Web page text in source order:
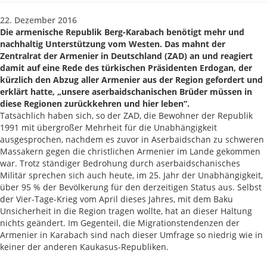
22. Dezember 2016
Die armenische Republik Berg-Karabach benötigt mehr und
nachhaltig Unterstützung vom Westen. Das mahnt der
Zentralrat der Armenier in Deutschland (ZAD) an und reagiert
damit auf eine Rede des türkischen Präsidenten Erdogan, der
kürzlich den Abzug aller Armenier aus der Region gefordert und
erklärt hatte, „unsere aserbaidschanischen Brüder müssen in
diese Regionen zurückkehren und hier leben“.
Tatsächlich haben sich, so der ZAD, die Bewohner der Republik
1991 mit übergroßer Mehrheit für die Unabhängigkeit
ausgesprochen, nachdem es zuvor in Aserbaidschan zu schweren
Massakern gegen die christlichen Armenier im Lande gekommen
war. Trotz ständiger Bedrohung durch aserbaidschanisches
Militär sprechen sich auch heute, im 25. Jahr der Unabhängigkeit,
über 95 % der Bevölkerung für den derzeitigen Status aus. Selbst
der Vier-Tage-Krieg vom April dieses Jahres, mit dem Baku
Unsicherheit in die Region tragen wollte, hat an dieser Haltung
nichts geändert. Im Gegenteil, die Migrationstendenzen der
Armenier in Karabach sind nach dieser Umfrage so niedrig wie in
keiner der anderen Kaukasus-Republiken.